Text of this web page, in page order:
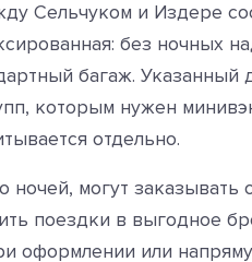
Сельчуком и Издере
без ночных
багаж. Указанный
которым нужен
отдельно.
могут заказывать
поездки в выгодное
оформлении или